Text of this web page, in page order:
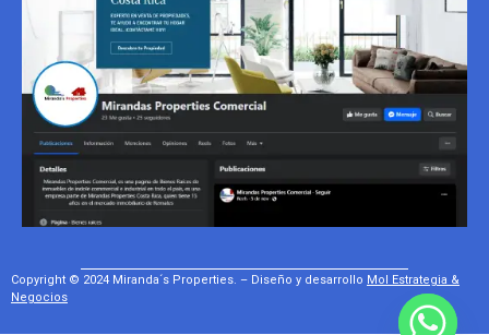
Copyright © 2024 Miranda´s Properties. – Diseño y desarrollo Mol Estrategia &
Negocios